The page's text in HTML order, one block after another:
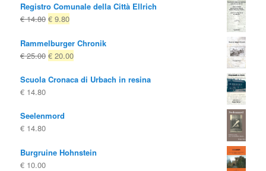
Registro Comunale della Città Ellrich
€14.80 Il
originale
era:
€ 9.80Il
attuale
è:
Rammelburger Chronik
€25.00 Il
originale
€ 20.00Il
attuale
Scuola Cronaca di Urbach in resina
€ 14.80
Seelenmord
€ 14.80
Burgruine Hohnstein
€ 10.00